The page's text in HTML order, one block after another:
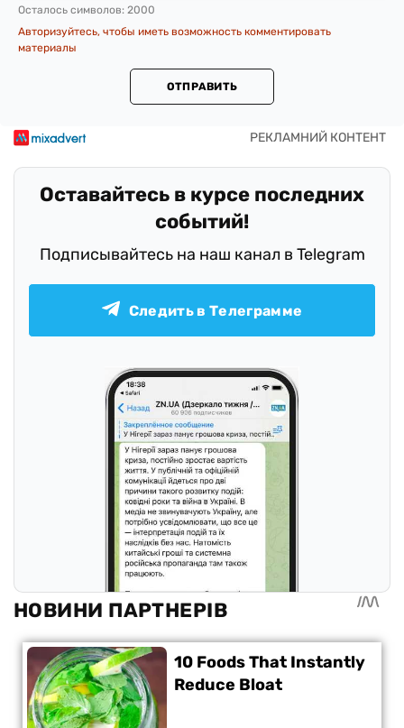
Осталось символов: 2000
Авторизуйтесь, чтобы иметь возможность комментировать
материалы
ОТПРАВИТЬ
Оставайтесь в курсе последних
событий!
Подписывайтесь на наш канал в Telegram
Следить в Телеграмме